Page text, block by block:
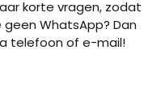
korte vragen, zodat
geen WhatsApp? Dan
telefoon of e-mail!